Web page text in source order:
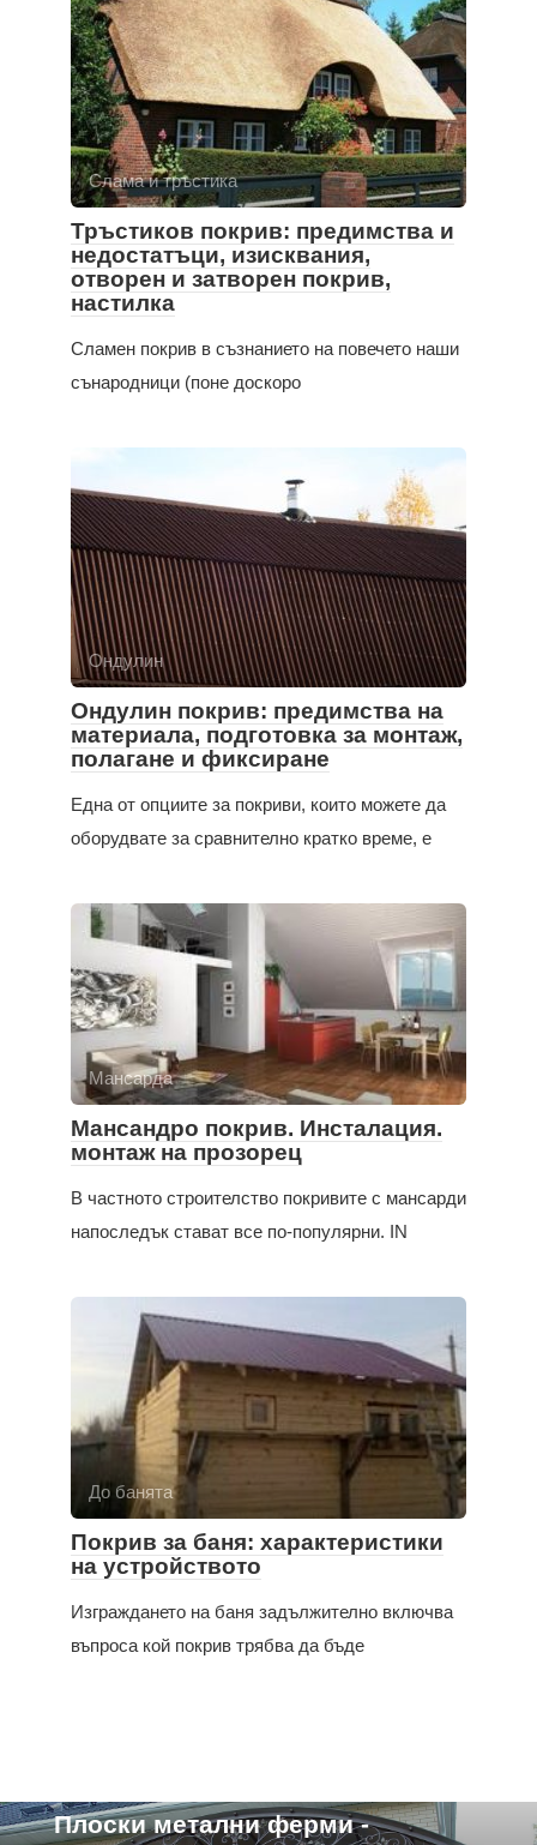
Слама и тръстика
Тръстиков покрив: предимства и
недостатъци, изисквания,
отворен и затворен покрив,
настилка
Сламен покрив в съзнанието на повечето наши
сънародници (поне доскоро
Ондулин
Ондулин покрив: предимства на
материала, подготовка за монтаж,
полагане и фиксиране
Една от опциите за покриви, които можете да
оборудвате за сравнително кратко време, е
Мансарда
Мансандро покрив. Инсталация.
монтаж на прозорец
В частното строителство покривите с мансарди
напоследък стават все по-популярни. IN
До банята
Покрив за баня: характеристики
на устройството
Изграждането на баня задължително включва
въпроса кой покрив трябва да бъде
Плоски метални ферми -